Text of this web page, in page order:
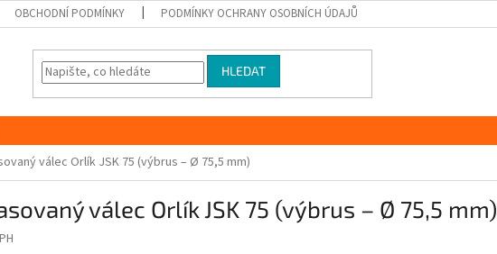
OBCHODNÍ PODMÍNKY PODMÍNKY OCHRANY OSOBNÍCH ÚDAJŮ
HLEDAT
válec Orlík JSK 75 (výbrus – Ø 75,5 mm)
válec Orlík JSK 75 (výbrus – Ø 75,5 mm)
PH